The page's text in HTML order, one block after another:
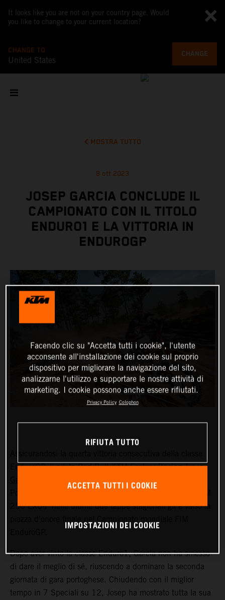
It looks like you are not on your country page. Would
you like to change to your current location?
CHANGE TO
United States
CHANGE
MOSTRA TUTTO
8 ott 2023
JOSEP GARCIA CONCLUDE IL
CAMPIONATO CON IL TITOLO
ENDURO1 E LA VITTORIA IN
ENDUROGP
EnduroGP, il pilota Red Bull KTM Factory RacingJosep
è salito sul gradino più alto del podio nel GP del
250 EXC-F nelle ultime due tappe stagionali gli è valso la
Dopo aver vinto la classe Enduro1, Garcia non ha smesso
di dare il meglio di sé, riuscendo a dominare la seconda
giornata di gara portoghese. Chiudendo con il miglior
tempo in 7 Speciali su 12, Josep ha mostrato tutta la sua
Facendo clic su "Accetta tutti i cookie", l'utente
acconsente all'installazione dei cookie sul proprio
dispositivo per migliorare la navigazione del sito,
analizzarne l'utilizzo e supportare le nostre attività di
marketing. I cookie possono anche essere rifiutati.
Privacy Policy Colophon
RIFIUTA TUTTO
ACCETTA TUTTI I COOKIE
IMPOSTAZIONI DEI COOKIE